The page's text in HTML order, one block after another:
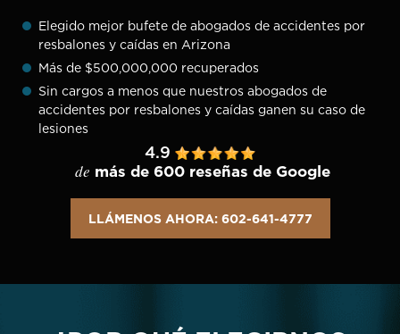
Elegido mejor bufete de abogados de accidentes por
resbalones y caídas en Arizona
Más de $500,000,000 recuperados
Sin cargos a menos que nuestros abogados de
accidentes por resbalones y caídas ganen su caso de
lesiones
4.9
de más de 600 reseñas de Google
LLÁMENOS AHORA: 602-641-4777